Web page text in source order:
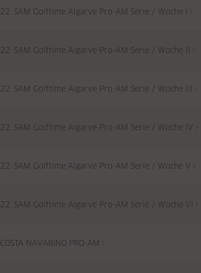
22. SAM Golftime Algarve Pro-AM Serie / Woche I
22. SAM Golftime Algarve Pro-AM Serie / Woche II
22. SAM Golftime Algarve Pro-AM Serie / Woche III
22. SAM Golftime Algarve Pro-AM Serie / Woche IV
22. SAM Golftime Algarve Pro-AM Serie / Woche V
22. SAM Golftime Algarve Pro-AM Serie / Woche VI
COSTA NAVARINO PRO-AM